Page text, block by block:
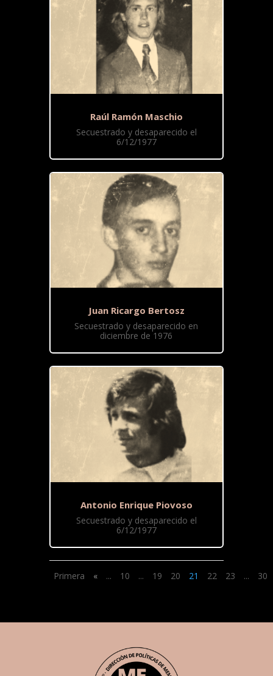
Raúl Ramón Maschio
Secuestrado y desaparecido el
6/12/1977
Juan Ricargo Bertosz
Secuestrado y desaparecido en
diciembre de 1976
Antonio Enrique Piovoso
Secuestrado y desaparecido el
6/12/1977
Primera « ... 10 ... 19 20 21 22 23 ... 30